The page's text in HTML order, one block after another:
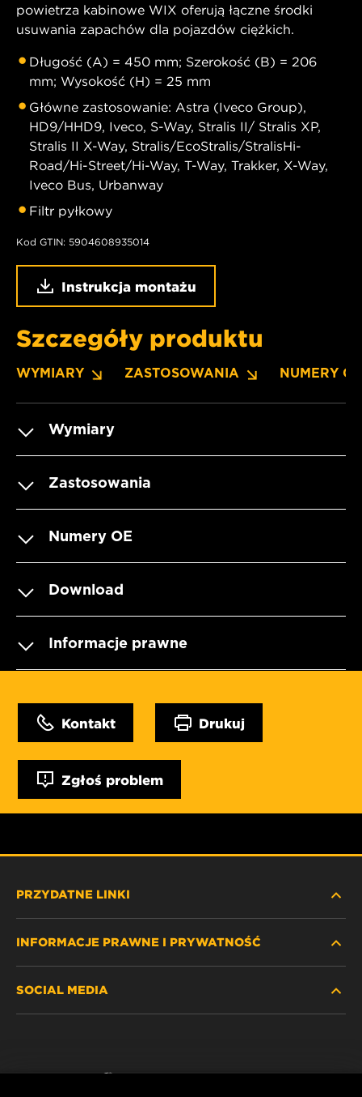
powietrza kabinowe WIX oferują łączne środki
usuwania zapachów dla pojazdów ciężkich.
Długość (A) = 450 mm; Szerokość (B) = 206
mm; Wysokość (H) = 25 mm
Główne zastosowanie: Astra (Iveco Group),
HD9/HHD9, Iveco, S-Way, Stralis II/ Stralis XP,
Stralis II X-Way, Stralis/EcoStralis/StralisHi-
Road/Hi-Street/Hi-Way, T-Way, Trakker, X-Way,
Iveco Bus, Urbanway
Filtr pyłkowy
Kod GTIN: 5904608935014
Instrukcja montażu
Szczegóły produktu
WYMIARY ZASTOSOWANIA NUMERY OE
Wymiary
Zastosowania
Numery OE
Download
Informacje prawne
Kontakt Drukuj
Zgłoś problem
PRZYDATNE LINKI
GDZIE KUPIĆ
INFORMACJE PRAWNE I PRYWATNOŚĆ
SOCIAL MEDIA